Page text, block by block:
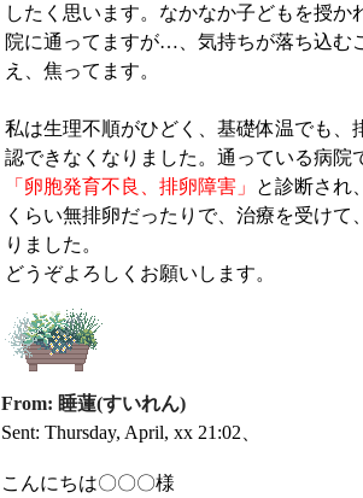
したく思います。なかなか子どもを授か
院に通ってますが…、気持ちが落ち込む
え、焦ってます。
私は生理不順がひどく、基礎体温でも、
認できなくなりました。通っている病院
「卵胞発育不良、排卵障害」
と診断され
くらい無排卵だったりで、治療を受けて
りました。
どうぞよろしくお願いします。
From: 睡蓮(すいれん)
Sent: Thursday, April, xx 21:02、
こんにちは〇〇〇様